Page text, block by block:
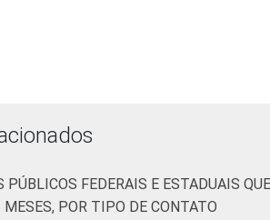
PÚBLICOS FEDERAIS E ESTADUAIS
POR TIPO DE CONTATO